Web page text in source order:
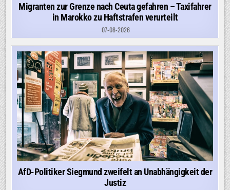
Migranten zur Grenze nach Ceuta gefahren – Taxifahrer
in Marokko zu Haftstrafen verurteilt
07-08-2026
AfD-Politiker Siegmund zweifelt an Unabhängigkeit der
Justiz